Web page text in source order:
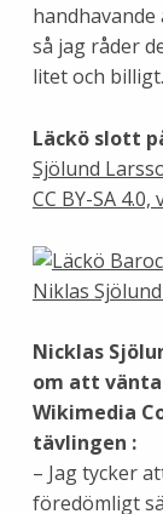
så jag råder
litet och billigt.
Läckö slott
Sjölund
CC BY-SA
Nicklas
om att
Wikimedia
tävlingen :
– Jag tycker
föredömligt